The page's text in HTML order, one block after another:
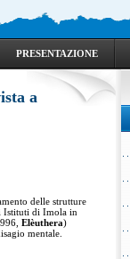
PRESENTAZIONE
a
delle strutture
Istituti di Imola in
Elèuthera)
mentale.